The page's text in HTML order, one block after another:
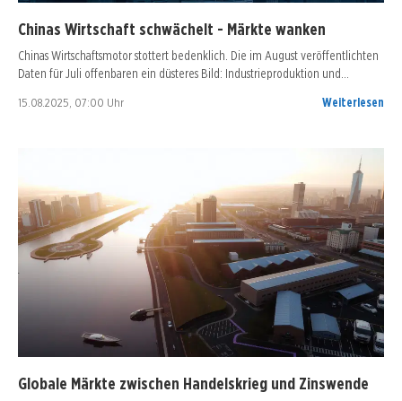
Chinas Wirtschaft schwächelt - Märkte wanken
Chinas Wirtschaftsmotor stottert bedenklich. Die im August veröffentlichten
Daten für Juli offenbaren ein düsteres Bild: Industrieproduktion und…
15.08.2025, 07:00 Uhr Weiterlesen
Globale Märkte zwischen Handelskrieg und Zinswende